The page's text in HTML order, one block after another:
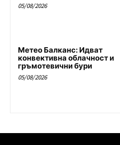
05/08/2026
Метео Балканс: Идват
конвективна облачност и
гръмотевични бури
05/08/2026